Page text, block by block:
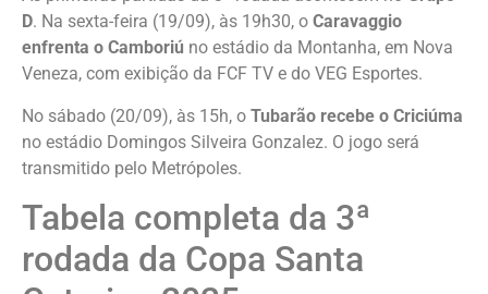
D. Na sexta-feira (19/09), às 19h30, o Caravaggio
enfrenta o Camboriú no estádio da Montanha, em Nova
Veneza, com exibição da FCF TV e do VEG Esportes.
No sábado (20/09), às 15h, o Tubarão recebe o Criciúma
no estádio Domingos Silveira Gonzalez. O jogo será
transmitido pelo Metrópoles.
Tabela completa da 3ª
rodada da Copa Santa